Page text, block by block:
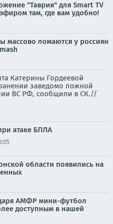
"Таврия" для Smart TV
там, где вам удобно!
массово ломаются у россиян
Катерины Гордеевой
заведомо ложной
ВС РФ, сообщили в СК.//
атаке БПЛА
области появились на
АМФР мини-футбол
доступным в нашей